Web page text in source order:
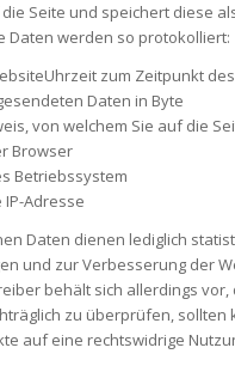
Seite und speichert diese
Daten werden so protokolliert:
zum Zeitpunkt
Daten in Byte
von welchem Sie auf die
Browser
Betriebssystem
Adresse
Daten dienen lediglich
und zur Verbesserung der
behält sich allerdings vor,
zu überprüfen, sollten
auf eine rechtswidrige